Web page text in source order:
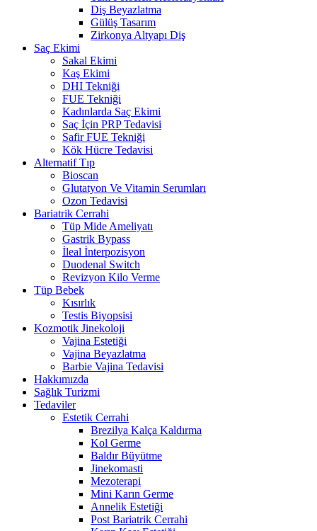
Diş Beyazlatma
Gülüş Tasarım
Zirkonya Altyapı Diş
Saç Ekimi
Sakal Ekimi
Kaş Ekimi
DHI Tekniği
FUE Tekniği
Kadınlarda Saç Ekimi
Saç İçin PRP Tedavisi
Safir FUE Tekniği
Kök Hücre Tedavisi
Alternatif Tıp
Bioscan
Glutatyon Ve Vitamin Serumları
Ozon Tedavisi
Bariatrik Cerrahi
Tüp Mide Ameliyatı
Gastrik Bypass
İleal İnterpozisyon
Duodenal Switch
Revizyon Kilo Verme
Tüp Bebek
Kısırlık
Testis Biyopsisi
Kozmotik Jinekoloji
Vajina Estetiği
Vajina Beyazlatma
Barbie Vajina Tedavisi
Hakkımızda
Sağlık Turizmi
Tedaviler
Estetik Cerrahi
Brezilya Kalça Kaldırma
Kol Germe
Baldır Büyütme
Jinekomasti
Mezoterapi
Mini Karın Germe
Annelik Estetiği
Post Bariatrik Cerrahi